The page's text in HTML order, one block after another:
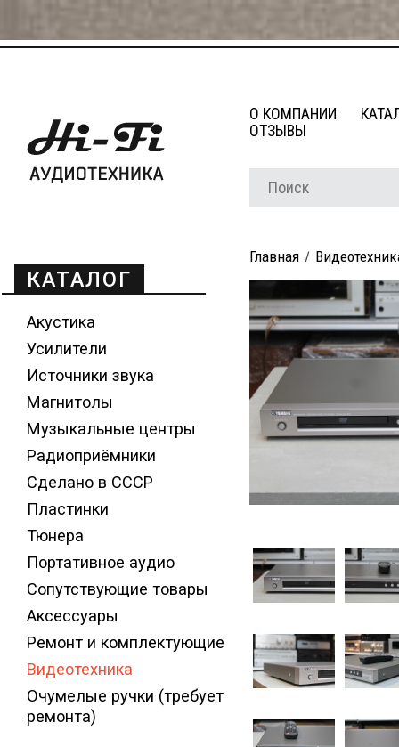
О КОМПАНИИ
ОТЗЫВЫ
КАТАЛОГ
Акустика
Усилители
Источники звука
Магнитолы
Музыкальные центры
Радиоприёмники
Сделано в СССР
Пластинки
Тюнера
Портативное аудио
Сопутствующие товары
Аксессуары
Ремонт и комплектующие
Видеотехника
Очумелые ручки (требует
ремонта)
Главная